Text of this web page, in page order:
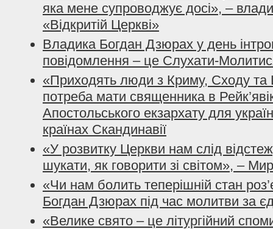
яка мене супроводжує досі», –
«Відкритій Церкві»
Владика Богдан Дзюрах у день
повідомлення – це Слухати-
«Приходять люди з Криму, Сходу та
потреба мати священника в
Апостольського екзархату для
країнах Скандинавії
«У розвитку Церкви нам слід
шукати, як говорити зі світом», –
«Чи нам болить теперішній стан
Богдан Дзюрах під час молитви за
«Велике свято – це літургійний